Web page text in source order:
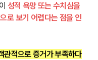
성적 욕망 또는 수치심을
로 보기 어렵다는 점을 인
관적으로 증거가 부족하다